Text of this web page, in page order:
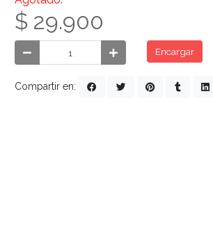
$ 29.900
Encargar
Compartir en: